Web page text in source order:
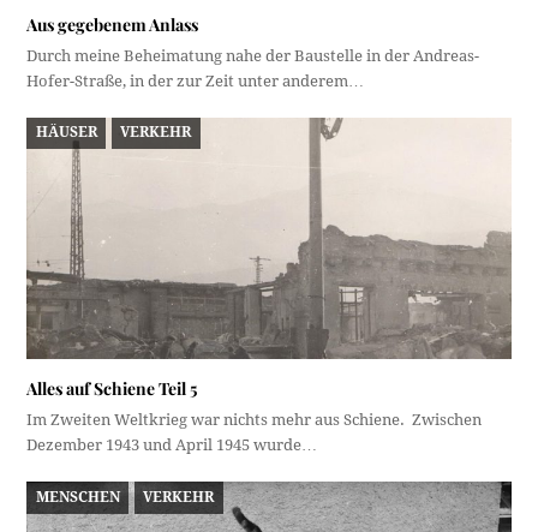
Aus gegebenem Anlass
Durch meine Beheimatung nahe der Baustelle in der Andreas-
Hofer-Straße, in der zur Zeit unter anderem…
HÄUSER VERKEHR
Alles auf Schiene Teil 5
Im Zweiten Weltkrieg war nichts mehr aus Schiene. Zwischen
Dezember 1943 und April 1945 wurde…
MENSCHEN VERKEHR